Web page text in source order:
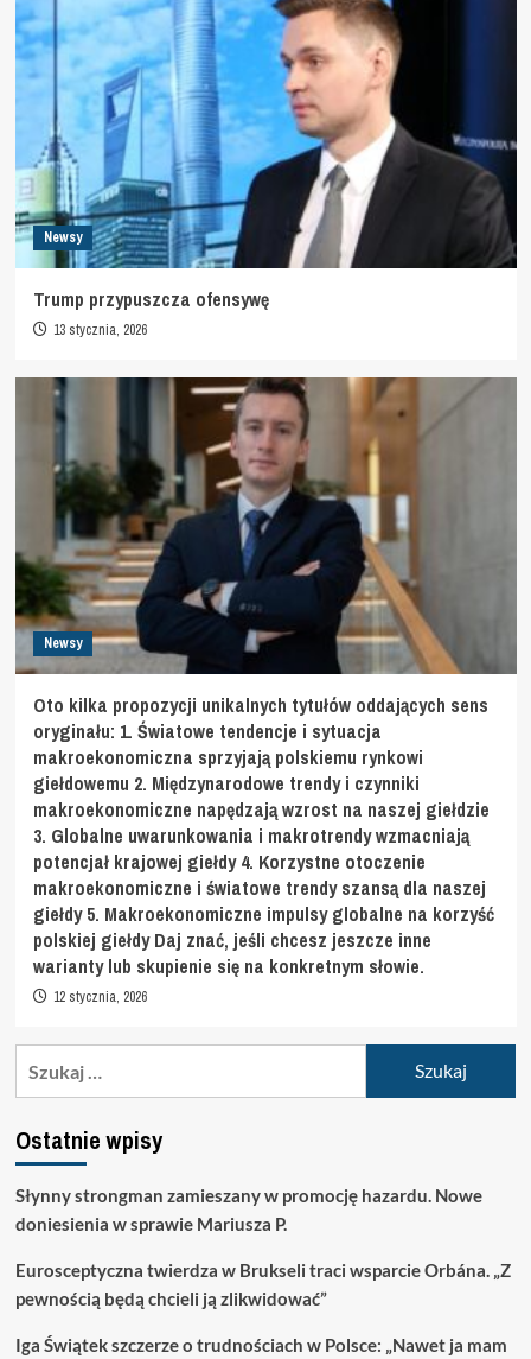
Newsy
Trump przypuszcza ofensywę
13 stycznia, 2026
Newsy
Oto kilka propozycji unikalnych tytułów oddających sens
oryginału: 1. Światowe tendencje i sytuacja
makroekonomiczna sprzyjają polskiemu rynkowi
giełdowemu 2. Międzynarodowe trendy i czynniki
makroekonomiczne napędzają wzrost na naszej giełdzie
3. Globalne uwarunkowania i makrotrendy wzmacniają
potencjał krajowej giełdy 4. Korzystne otoczenie
makroekonomiczne i światowe trendy szansą dla naszej
giełdy 5. Makroekonomiczne impulsy globalne na korzyść
polskiej giełdy Daj znać, jeśli chcesz jeszcze inne
warianty lub skupienie się na konkretnym słowie.
12 stycznia, 2026
Ostatnie wpisy
Słynny strongman zamieszany w promocję hazardu. Nowe
doniesienia w sprawie Mariusza P.
Eurosceptyczna twierdza w Brukseli traci wsparcie Orbána. „Z
pewnością będą chcieli ją zlikwidować”
Iga Świątek szczerze o trudnościach w Polsce: „Nawet ja mam